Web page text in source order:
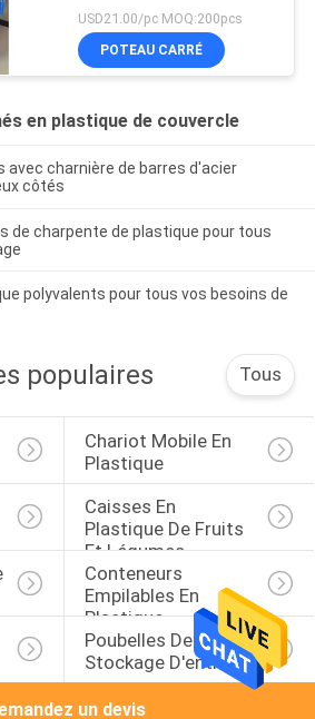
volume
USD21.00/pc MOQ:200pcs
POTEAU CARRÉ
en plastique de couvercle
avec charnière de barres d'acier
côtés
de charpente de plastique pour tous
polyvalents pour tous vos besoins de
populaires Tous
Chariot Mobile En
Plastique
Caisses En
Plastique De Fruits
Et Légumes
Conteneurs
Empilables En
Plastique
Poubelles De
Stockage D'entrepôt
un devis